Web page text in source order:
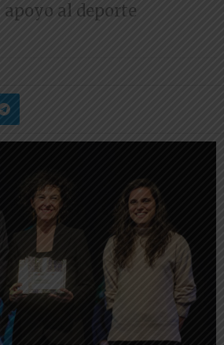
al deporte